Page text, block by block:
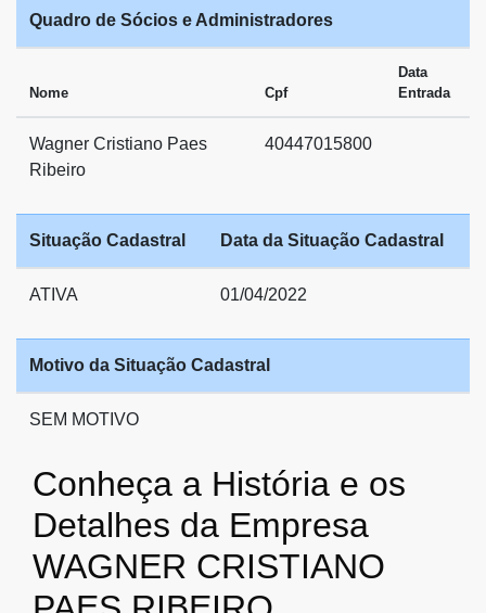
Quadro de Sócios e Administradores
Nome Cpf
Data
Entrada
Wagner Cristiano Paes
Ribeiro
40447015800
Situação Cadastral Data da Situação Cadastral
ATIVA 01/04/2022
Motivo da Situação Cadastral
SEM MOTIVO
Conheça a História e os
Detalhes da Empresa
WAGNER CRISTIANO